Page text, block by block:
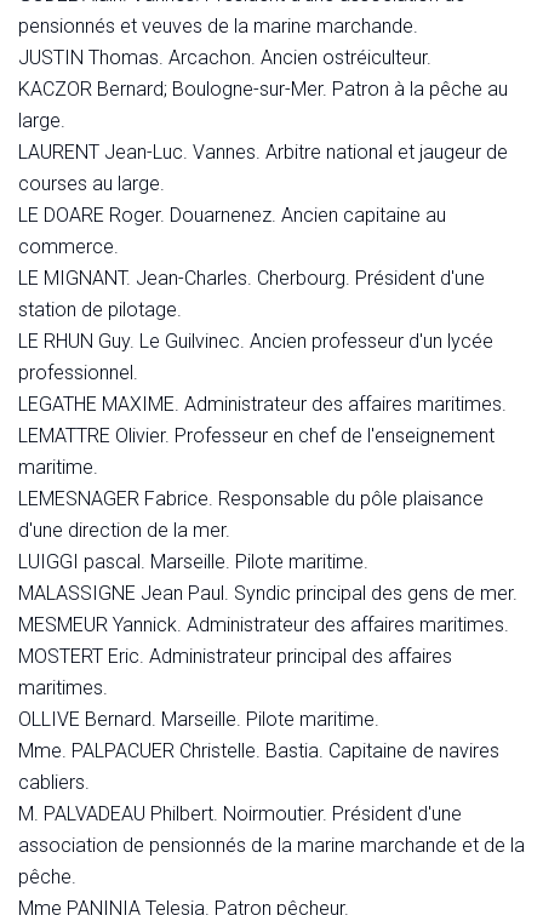
pensionnés et veuves de la marine marchande.
JUSTIN Thomas. Arcachon. Ancien ostréiculteur.
KACZOR Bernard; Boulogne-sur-Mer. Patron à la pêche au
large.
LAURENT Jean-Luc. Vannes. Arbitre national et jaugeur de
courses au large.
LE DOARE Roger. Douarnenez. Ancien capitaine au
commerce.
LE MIGNANT. Jean-Charles. Cherbourg. Président d'une
station de pilotage.
LE RHUN Guy. Le Guilvinec. Ancien professeur d'un lycée
professionnel.
LEGATHE MAXIME. Administrateur des affaires maritimes.
LEMATTRE Olivier. Professeur en chef de l'enseignement
maritime.
LEMESNAGER Fabrice. Responsable du pôle plaisance
d'une direction de la mer.
LUIGGI pascal. Marseille. Pilote maritime.
MALASSIGNE Jean Paul. Syndic principal des gens de mer.
MESMEUR Yannick. Administrateur des affaires maritimes.
MOSTERT Eric. Administrateur principal des affaires
maritimes.
OLLIVE Bernard. Marseille. Pilote maritime.
Mme. PALPACUER Christelle. Bastia. Capitaine de navires
cabliers.
M. PALVADEAU Philbert. Noirmoutier. Président d'une
association de pensionnés de la marine marchande et de la
pêche.
Mme PANINIA Telesia. Patron pêcheur.